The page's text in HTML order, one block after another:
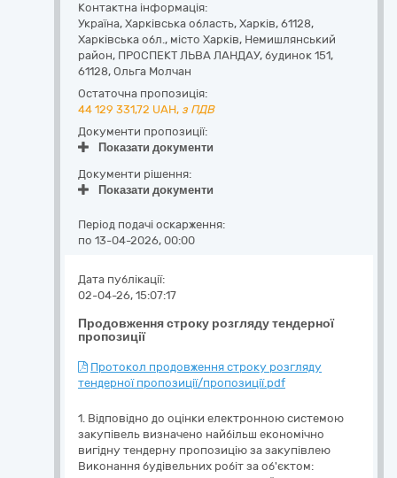
Контактна інформація:
Україна, Харківська область, Харків, 61128,
Харківська обл., місто Харків, Немишлянський
район, ПРОСПЕКТ ЛЬВА ЛАНДАУ, будинок 151,
61128, Ольга Молчан
Остаточна пропозиція:
44 129 331,72 UAH, з ПДВ
Документи пропозиції:
Показати документи
Документи рішення:
Показати документи
Період подачі оскарження:
по 13-04-2026, 00:00
Продовження строку розгляду тендерної
пропозиції
Дата публікації:
02-04-26, 15:07:17
Протокол продовження строку розгляду
тендерної пропозиції/пропозиції.pdf
1. Відповідно до оцінки електронною системою
закупівель визначено найбільш економічно
вигідну тендерну пропозицію за закупівлею
Виконання будівельних робіт за об'єктом: